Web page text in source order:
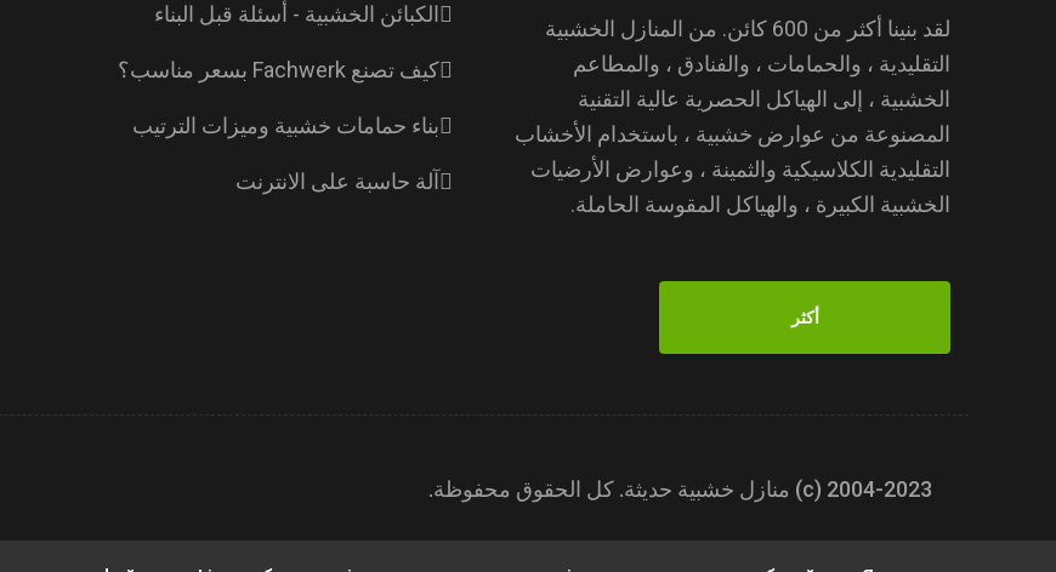
لقد بنينا أكثر من 600 كائن. من المنازل الخشبية
التقليدية ، والحمامات ، والفنادق ، والمطاعم
الخشبية ، إلى الهياكل الحصرية عالية التقنية
المصنوعة من عوارض خشبية ، باستخدام الأخشاب
التقليدية الكلاسيكية والثمينة ، وعوارض الأرضيات
الخشبية الكبيرة ، والهياكل المقوسة الحاملة.
أكثر
الكبائن الخشبية - أسئلة قبل البناء
كيف تصنع Fachwerk بسعر مناسب؟
بناء حمامات خشبية وميزات الترتيب
آلة حاسبة على الانترنت
2004-2023 (с) منازل خشبية حديثة. كل الحقوق محفوظة.